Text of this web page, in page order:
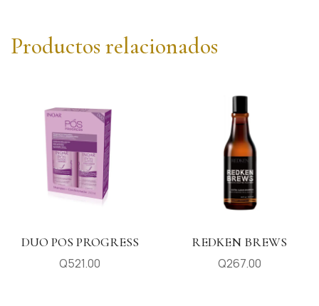
Productos relacionados
DUO POS PROGRESS
Q521.00
REDKEN BREWS
Q267.00